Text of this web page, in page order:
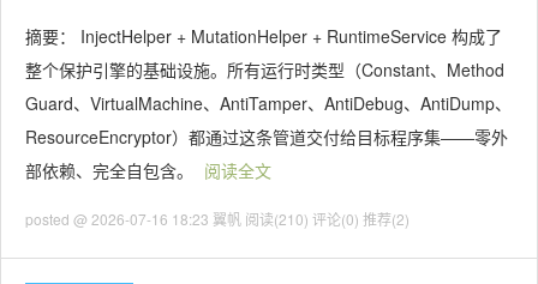
摘要： InjectHelper + MutationHelper + RuntimeService 构成了
整个保护引擎的基础设施。所有运行时类型（Constant、Method
Guard、VirtualMachine、AntiTamper、AntiDebug、AntiDump、
ResourceEncryptor）都通过这条管道交付给目标程序集——零外
部依赖、完全自包含。
阅读全文
posted @ 2026-07-16 18:23 翼帆 阅读(210) 评论(0) 推荐(2)